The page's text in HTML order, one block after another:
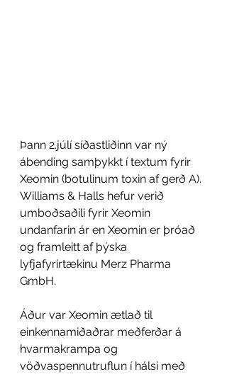
Þann 2.júlí síðastliðinn var ný
ábending samþykkt í textum fyrir
Xeomin (botulinum toxin af gerð A).
Williams & Halls hefur verið
umboðsaðili fyrir Xeomin
undanfarin ár en Xeomin er þróað
og framleitt af þýska
lyfjafyrirtækinu Merz Pharma
GmbH.
Áður var Xeomin ætlað til
einkennamiðaðrar meðferðar á
hvarmakrampa og
vöðvaspennutruflun í hálsi með